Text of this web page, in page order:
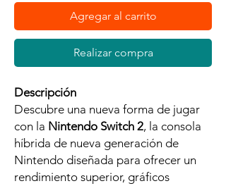
Agregar al carrito
Realizar compra
Descripción
Descubre una nueva forma de jugar
con la Nintendo Switch 2, la consola
híbrida de nueva generación de
Nintendo diseñada para ofrecer un
rendimiento superior, gráficos